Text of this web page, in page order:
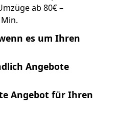
ab 80€ –
es um Ihren
Angebote
Angebot für Ihren